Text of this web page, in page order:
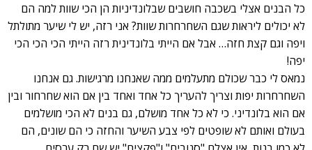
zoom_in התקרב
add_circle_outline
spellcheck גופן קריא
ניגודיות בהירה
brightness_low ניגודיות כהה
כל הבנים אצלי בשכבה חושבים שבלונדיניות הן הכי שוות למה הם
לא יכולים ליראות שגם השחרחרות שוות? אני רזה, יש לי שיער מתולתל
ויפה וגם קצת חזה… אבל אם הייתי בלונדינית רזה הייתי הכי הכי הכי
יפה!
נמאס לי כבר שכולם מתעלמים ממה שאנחנו מרגישות. גם אנחנו
השחרחרות יפות וצריך להעריך כל אחד ואחד בין אם הוא שחרחור ובין
אם הוא בלונדיני. כי לא כל אחד מושלם, גם בנים לא הכי מושלמים
בעולם ואותם לא שופטים לפי צבע השיער והחזה כי הם שונים, הם